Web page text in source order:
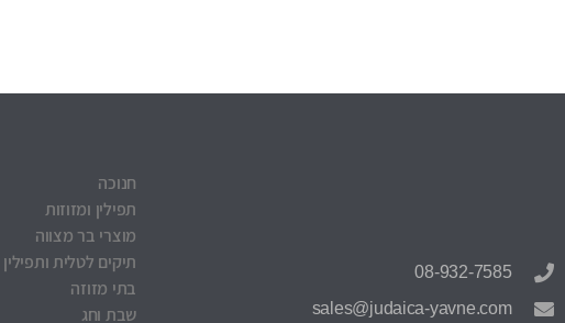
08-932-7585
sales@judaica-yavne.com
חנוכה
תפילין ומזוזות
מוצרי בר מצווה
תיקים לטלית ותפילין
בתי מזוזה
שבת וחג